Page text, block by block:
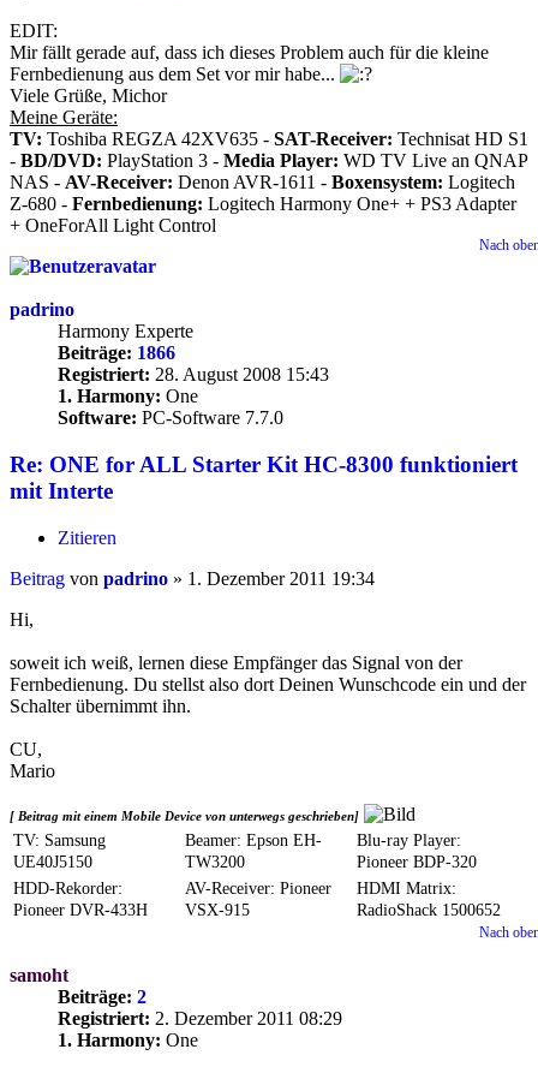
EDIT:
Mir fällt gerade auf, dass ich dieses Problem auch für die kleine
Fernbedienung aus dem Set vor mir habe...
Viele Grüße, Michor
Meine Geräte:
TV: Toshiba REGZA 42XV635 - SAT-Receiver: Technisat HD S1
- BD/DVD: PlayStation 3 - Media Player: WD TV Live an QNAP
NAS - AV-Receiver: Denon AVR-1611 - Boxensystem: Logitech
Z-680 - Fernbedienung: Logitech Harmony One+ + PS3 Adapter
+ OneForAll Light Control
Nach
padrino
Harmony Experte
Beiträge: 1866
Registriert: 28. August 2008 15:43
1. Harmony: One
Software: PC-Software 7.7.0
Re: ONE for ALL Starter Kit HC-8300 funktioniert
mit Interte
Zitieren
Beitrag von padrino » 1. Dezember 2011 19:34
Hi,
soweit ich weiß, lernen diese Empfänger das Signal von der
Fernbedienung. Du stellst also dort Deinen Wunschcode ein und der
Schalter übernimmt ihn.
CU,
Mario
[ Beitrag mit einem Mobile Device von unterwegs geschrieben]
TV: Samsung
UE40J5150
Beamer: Epson EH-
TW3200
Blu-ray Player:
Pioneer BDP-320
HDD-Rekorder:
Pioneer DVR-433H
AV-Receiver: Pioneer
VSX-915
HDMI Matrix:
RadioShack 1500652
Nach
samoht
Beiträge: 2
Registriert: 2. Dezember 2011 08:29
1. Harmony: One